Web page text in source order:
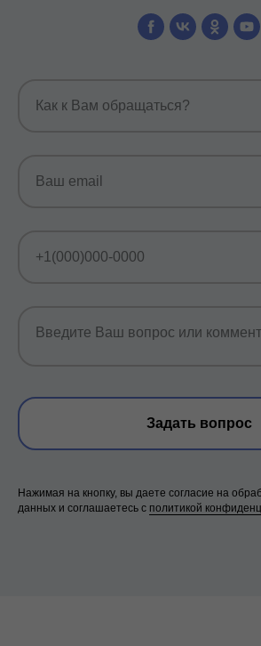
Как к Вам обращаться?
Ваш email
+1(000)000-0000
Введите Ваш вопрос или
Задать вопрос
Нажимая на кнопку, вы даете согласие на
данных и соглашаетесь c политикой